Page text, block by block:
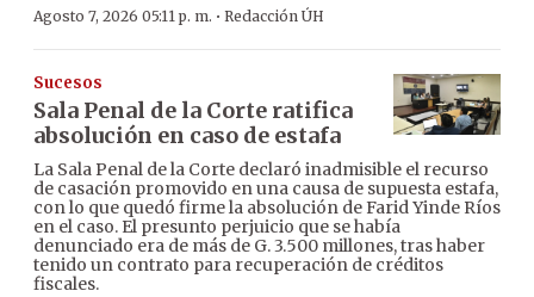
Agosto 7, 2026 05:11 p. m. · Redacción ÚH
Sucesos
Sala Penal de la Corte ratifica
absolución en caso de estafa
La Sala Penal de la Corte declaró inadmisible el recurso
de casación promovido en una causa de supuesta estafa,
con lo que quedó firme la absolución de Farid Yinde Ríos
en el caso. El presunto perjuicio que se había
denunciado era de más de G. 3.500 millones, tras haber
tenido un contrato para recuperación de créditos
fiscales.